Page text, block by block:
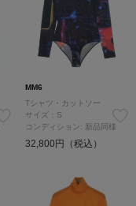
MM6
Tシャツ・カットソー
サイズ：S
コンディション: 新品同様
32,800円（税込）